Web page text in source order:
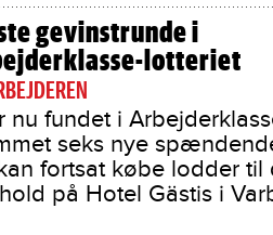
gevinstrunde i
lotteriet
nu fundet i
seks nye
fortsat købe lodder til
på Hotel Gästis i